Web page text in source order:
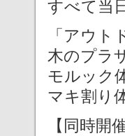
すべて当
「アウト
木のプラ
モルック
マキ割り
【同時開